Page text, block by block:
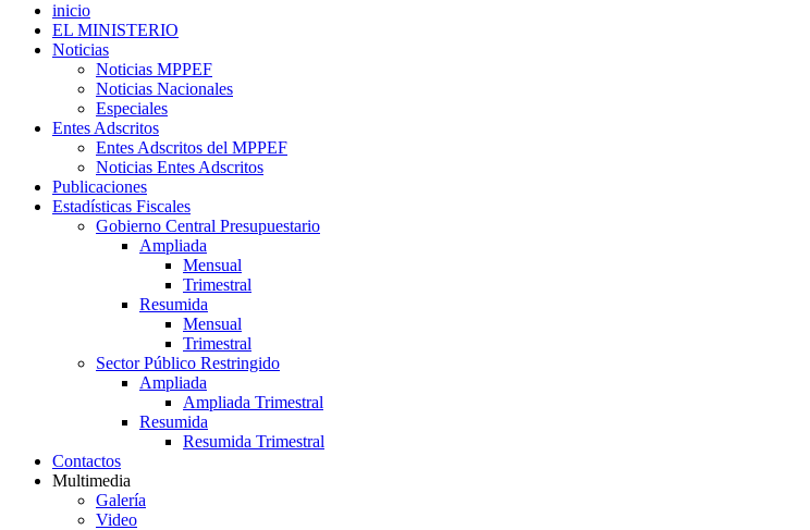
inicio
EL MINISTERIO
Noticias
Noticias MPPEF
Noticias Nacionales
Especiales
Entes Adscritos
Entes Adscritos del MPPEF
Noticias Entes Adscritos
Publicaciones
Estadísticas Fiscales
Gobierno Central Presupuestario
Ampliada
Mensual
Trimestral
Resumida
Mensual
Trimestral
Sector Público Restringido
Ampliada
Ampliada Trimestral
Resumida
Resumida Trimestral
Contactos
Multimedia
Galería
Video